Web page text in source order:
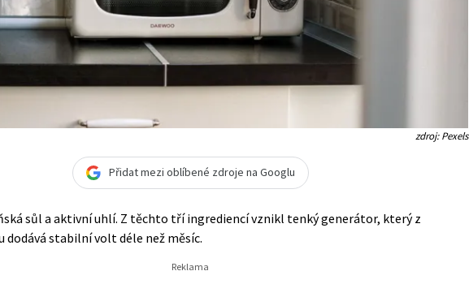
zdroj: Pexels
Přidat mezi oblíbené zdroje na Googlu
sůl a aktivní uhlí. Z těchto tří ingrediencí vznikl tenký generátor, který z
dodává stabilní volt déle než měsíc.